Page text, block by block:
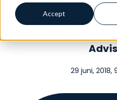
Accept
Avensia AB har
Mangold
avseende
29 juni, 2018,